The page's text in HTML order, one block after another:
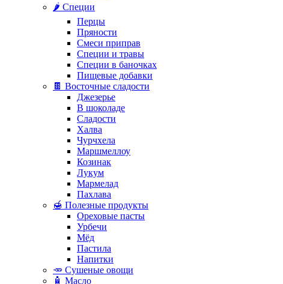
🌶️ Специи
Перцы
Пряности
Смеси приправ
Специи и травы
Специи в баночках
Пищевые добавки
🍫 Восточные сладости
Джезерье
В шоколаде
Сладости
Халва
Чурчхела
Маршмеллоу
Козинак
Лукум
Мармелад
Пахлава
🍯 Полезные продукты
Ореховые пасты
Урбечи
Мёд
Пастила
Напитки
🥕 Сушеные овощи
🧴 Масло